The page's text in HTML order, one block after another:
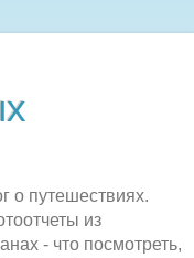
о путешествиях.
из
- что посмотреть,